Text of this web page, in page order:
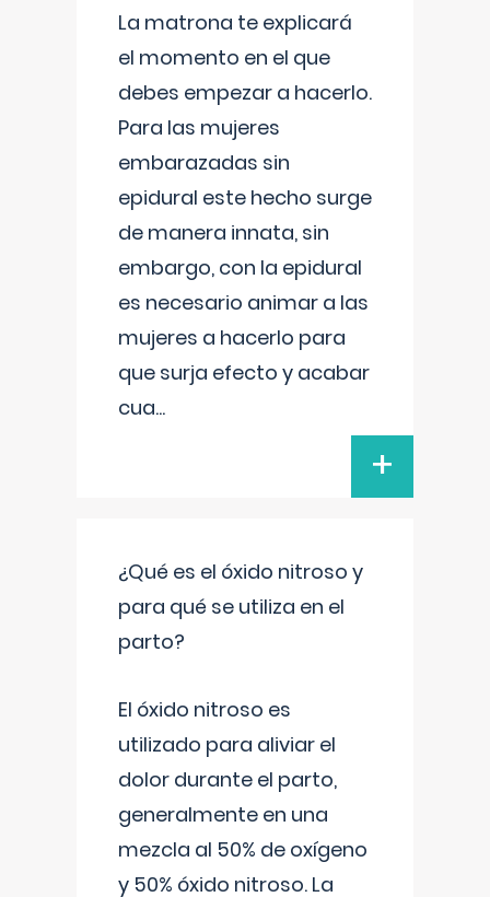
La matrona te explicará
el momento en el que
debes empezar a hacerlo.
Para las mujeres
embarazadas sin
epidural este hecho surge
de manera innata, sin
embargo, con la epidural
es necesario animar a las
mujeres a hacerlo para
que surja efecto y acabar
cua...
+
¿Qué es el óxido nitroso y
para qué se utiliza en el
parto?
El óxido nitroso es
utilizado para aliviar el
dolor durante el parto,
generalmente en una
mezcla al 50% de oxígeno
y 50% óxido nitroso. La